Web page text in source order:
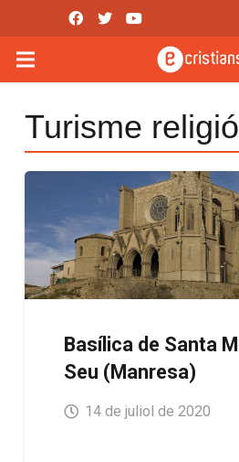
Turisme
Basílica de Santa
Seu (Manresa)
14 de juliol de 2020